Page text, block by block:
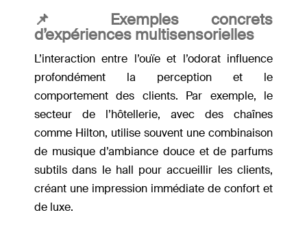
📌 Exemples concrets
d’expériences multisensorielles
L’interaction entre l’ouïe et l’odorat influence
profondément la perception et le
comportement des clients. Par exemple, le
secteur de l’hôtellerie, avec des chaînes
comme Hilton, utilise souvent une combinaison
de musique d’ambiance douce et de parfums
subtils dans le hall pour accueillir les clients,
créant une impression immédiate de confort et
de luxe.